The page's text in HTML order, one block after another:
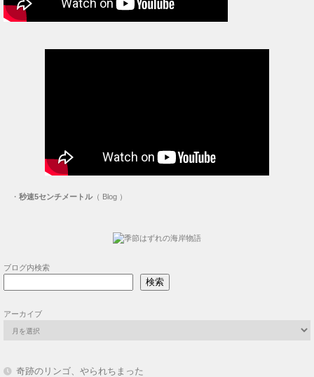
・ 秒速5センチメートル（ Blog ）
ブログ内検索
検索
アーカイブ
奇跡のリンゴ、やられちまった